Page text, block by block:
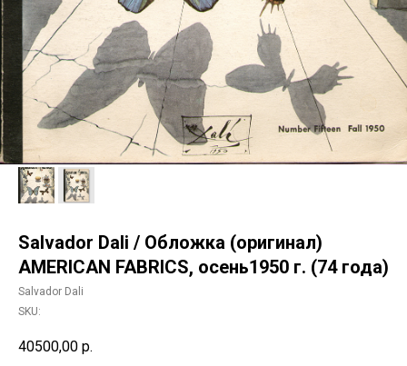
Salvador Dali / Обложка (оригинал)
AMERICAN FABRICS, осень1950 г. (74 года)
Salvador Dali
SKU:
40500,00 р.